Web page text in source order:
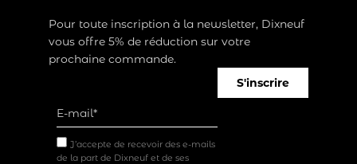
Pour toute inscription à la newsletter, Dixneuf
vous offre 5% de réduction sur votre
prochaine commande.
J’accepte de recevoir des e-mails
de la part de Dixneuf et de ses
S'inscrire